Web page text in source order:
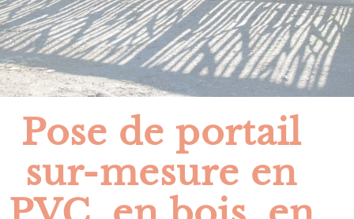
Pose de portail
sur-mesure en